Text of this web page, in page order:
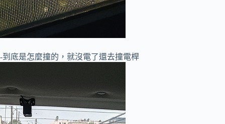
-到底是怎麼撞的，就沒電了還去撞電桿